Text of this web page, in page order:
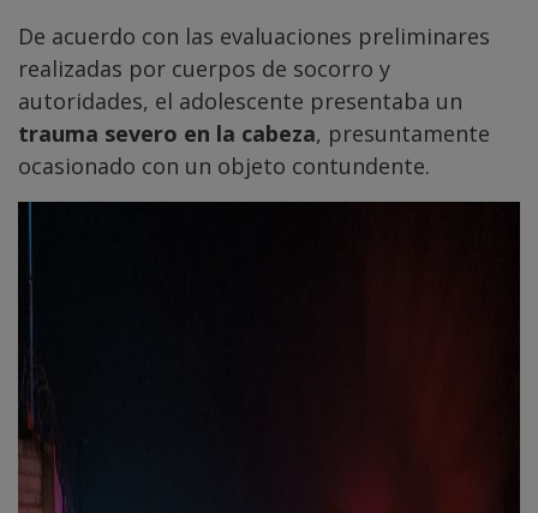
De acuerdo con las evaluaciones preliminares
realizadas por cuerpos de socorro y
autoridades, el adolescente presentaba un
trauma severo en la cabeza, presuntamente
ocasionado con un objeto contundente.